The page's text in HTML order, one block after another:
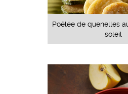
Poêlée de quenelles
soleil